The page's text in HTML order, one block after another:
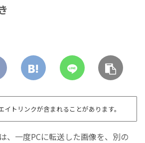
イトリンクが含まれることがあります。
、一度PCに転送した画像を、別の